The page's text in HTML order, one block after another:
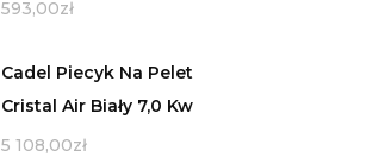
593,00zł
Cadel Piecyk Na Pelet
Cristal Air Biały 7,0 Kw
5 108,00zł